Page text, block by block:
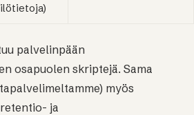
palvelinpään
osapuolen skriptejä. Sama
myös
ja